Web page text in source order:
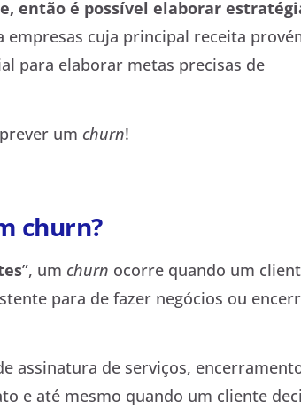
então é possível elaborar
empresas cuja principal receita
para elaborar metas precisas de
um churn!
churn?
”, um churn ocorre quando um
para de fazer negócios ou
assinatura de serviços,
e até mesmo quando um cliente